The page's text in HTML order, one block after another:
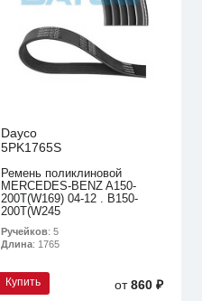
Dayco
5PK1765S
Ремень поликлиновой
MERCEDES-BENZ A150-
200T(W169) 04-12 . B150-
200T(W245
Ручейков: 5
Длина: 1765
Купить от860 ₽